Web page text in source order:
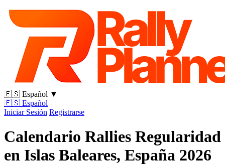
🇪🇸 Español ▼
🇪🇸 Español
Iniciar Sesión Registrarse
Calendario Rallies Regularidad
en Islas Baleares, España 2026